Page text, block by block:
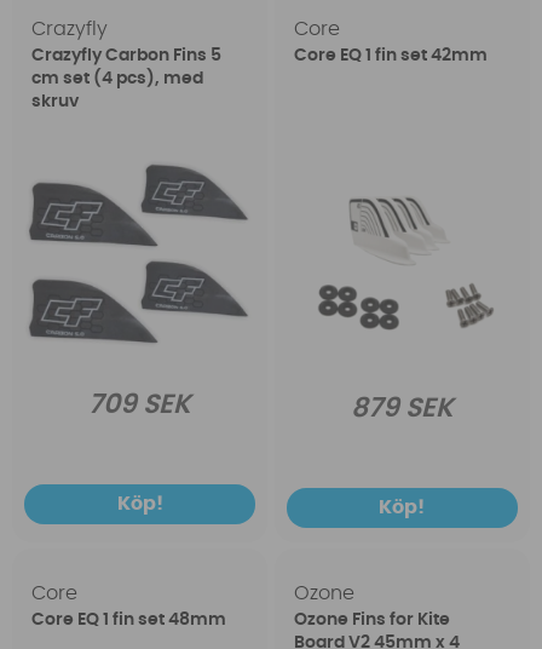
Crazyfly
Crazyfly Carbon Fins 5
cm set (4 pcs), med
skruv
709 SEK
Köp!
Core
Core EQ 1 fin set 42mm
879 SEK
Köp!
Core
Core EQ 1 fin set 48mm
Ozone
Ozone Fins for Kite
Board V2 45mm x 4